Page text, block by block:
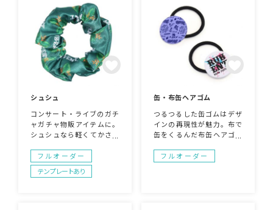
いしております。オリジナ
ルヘアゴムをお探しの方は
こちらでご紹介しておりま
す。
シュシュ
コンサート・ライブのガチ
ャガチャ物販アイテムに。
シュシュなら軽くてかさば
もなります。ロゴやキャラ
クターの総柄がおすすめ。
フルオーダー
テンプレートあり
缶・布缶ヘアゴム
つるつるした缶ゴムはデザ
インの再現性が魅力。布で
缶をくるんだ布缶ヘアゴム
力。女性向けノベルティ・
物販のほかガチャガチャの
フルオーダー